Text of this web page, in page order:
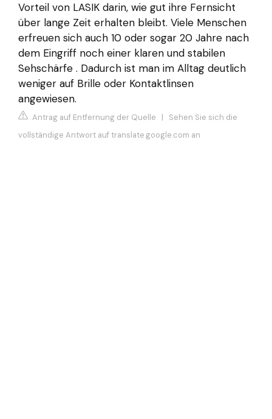
Vorteil von LASIK darin, wie gut ihre Fernsicht
über lange Zeit erhalten bleibt. Viele Menschen
erfreuen sich auch 10 oder sogar 20 Jahre nach
dem Eingriff noch einer klaren und stabilen
Sehschärfe . Dadurch ist man im Alltag deutlich
weniger auf Brille oder Kontaktlinsen
angewiesen.
Antrag auf Entfernung der Quelle | Sehen Sie sich die
vollständige Antwort auf translate.google.com an